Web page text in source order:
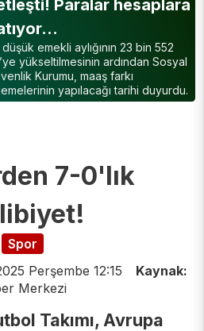
Paralar hesaplara
düşük emekli aylığının 23 bin 552
yükseltilmesinin ardından Sosyal
Kurumu, maaş farkı
yapılacağı tarihi duyurdu.
7-0'lık
Spor
Perşembe 12:15
Kaynak:
Merkezi
Takımı, Avrupa